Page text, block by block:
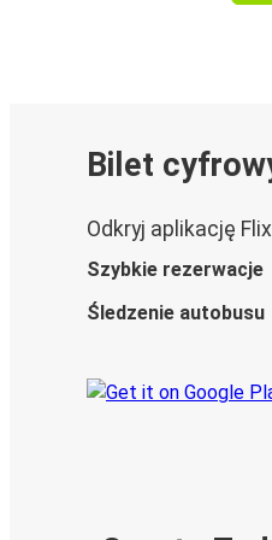
Bilet
Odkryj aplikację
Szybkie rezerwacje
Śledzenie autobusu